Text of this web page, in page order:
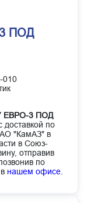
ПОД
010
ЕВРО-3 ПОД
доставкой по
"КамАЗ" в
в Союз-
отправив
по
нашем офисе